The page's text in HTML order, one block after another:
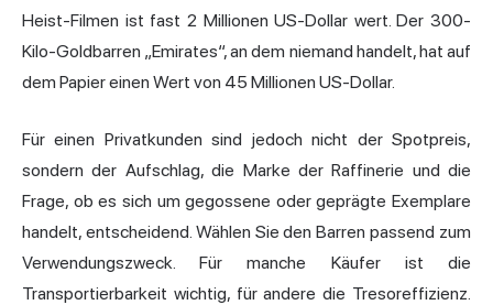
Heist-Filmen ist fast 2 Millionen US-Dollar wert. Der 300-
Kilo-Goldbarren „Emirates“, an dem niemand handelt, hat auf
dem Papier einen Wert von 45 Millionen US-Dollar.
Für einen Privatkunden sind jedoch nicht der Spotpreis,
sondern der Aufschlag, die Marke der Raffinerie und die
Frage, ob es sich um gegossene oder geprägte Exemplare
handelt, entscheidend. Wählen Sie den Barren passend zum
Verwendungszweck. Für manche Käufer ist die
Transportierbarkeit wichtig, für andere die Tresoreffizienz.